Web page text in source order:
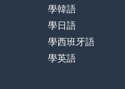
學韓語
學日語
學西班牙語
學英語